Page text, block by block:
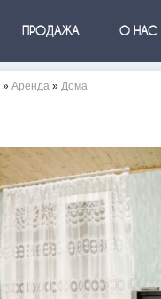
ПРОДАЖА О НАС
» Аренда » Дома